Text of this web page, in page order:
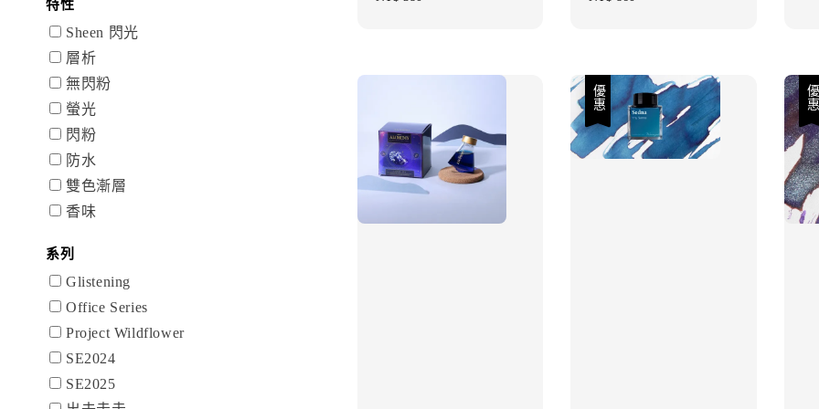
特性
Sheen 閃光
層析
無閃粉
螢光
閃粉
防水
雙色漸層
香味
系列
Glistening
Office Series
Project Wildflower
SE2024
SE2025
優惠 優惠